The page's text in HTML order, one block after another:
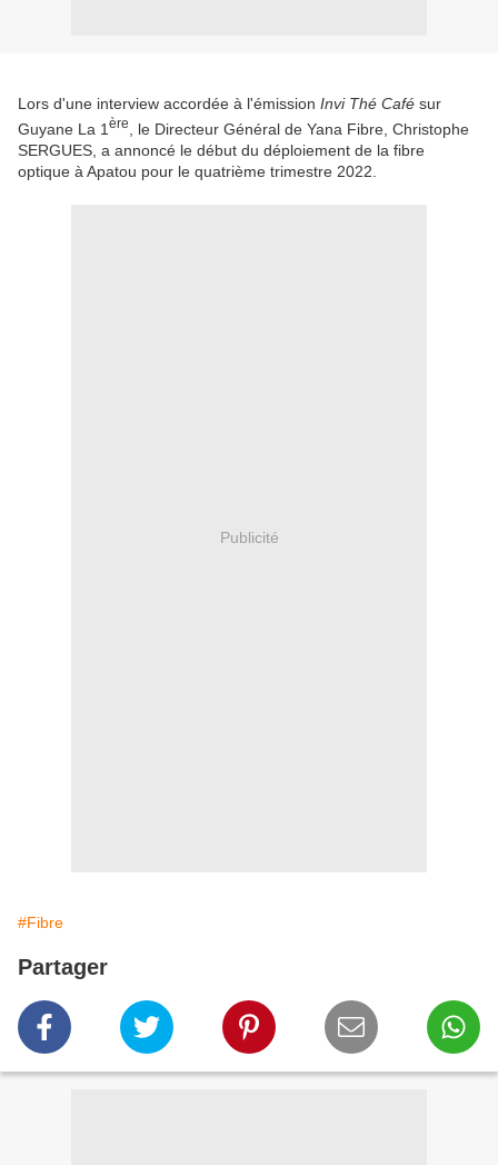
Lors d'une interview accordée à l'émission Invi Thé Café sur
Guyane La 1 ère
, le Directeur Général de Yana Fibre, Christophe
SERGUES, a annoncé le début du déploiement de la fibre
optique à Apatou pour le quatrième trimestre 2022.
Publicité
#Fibre
Partager